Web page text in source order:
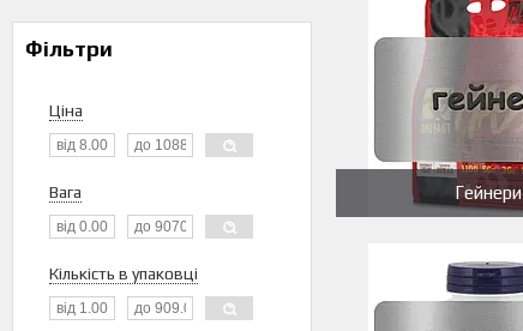
Фільтри
Ціна
Вага
Кількість в упаковці
Гейнери